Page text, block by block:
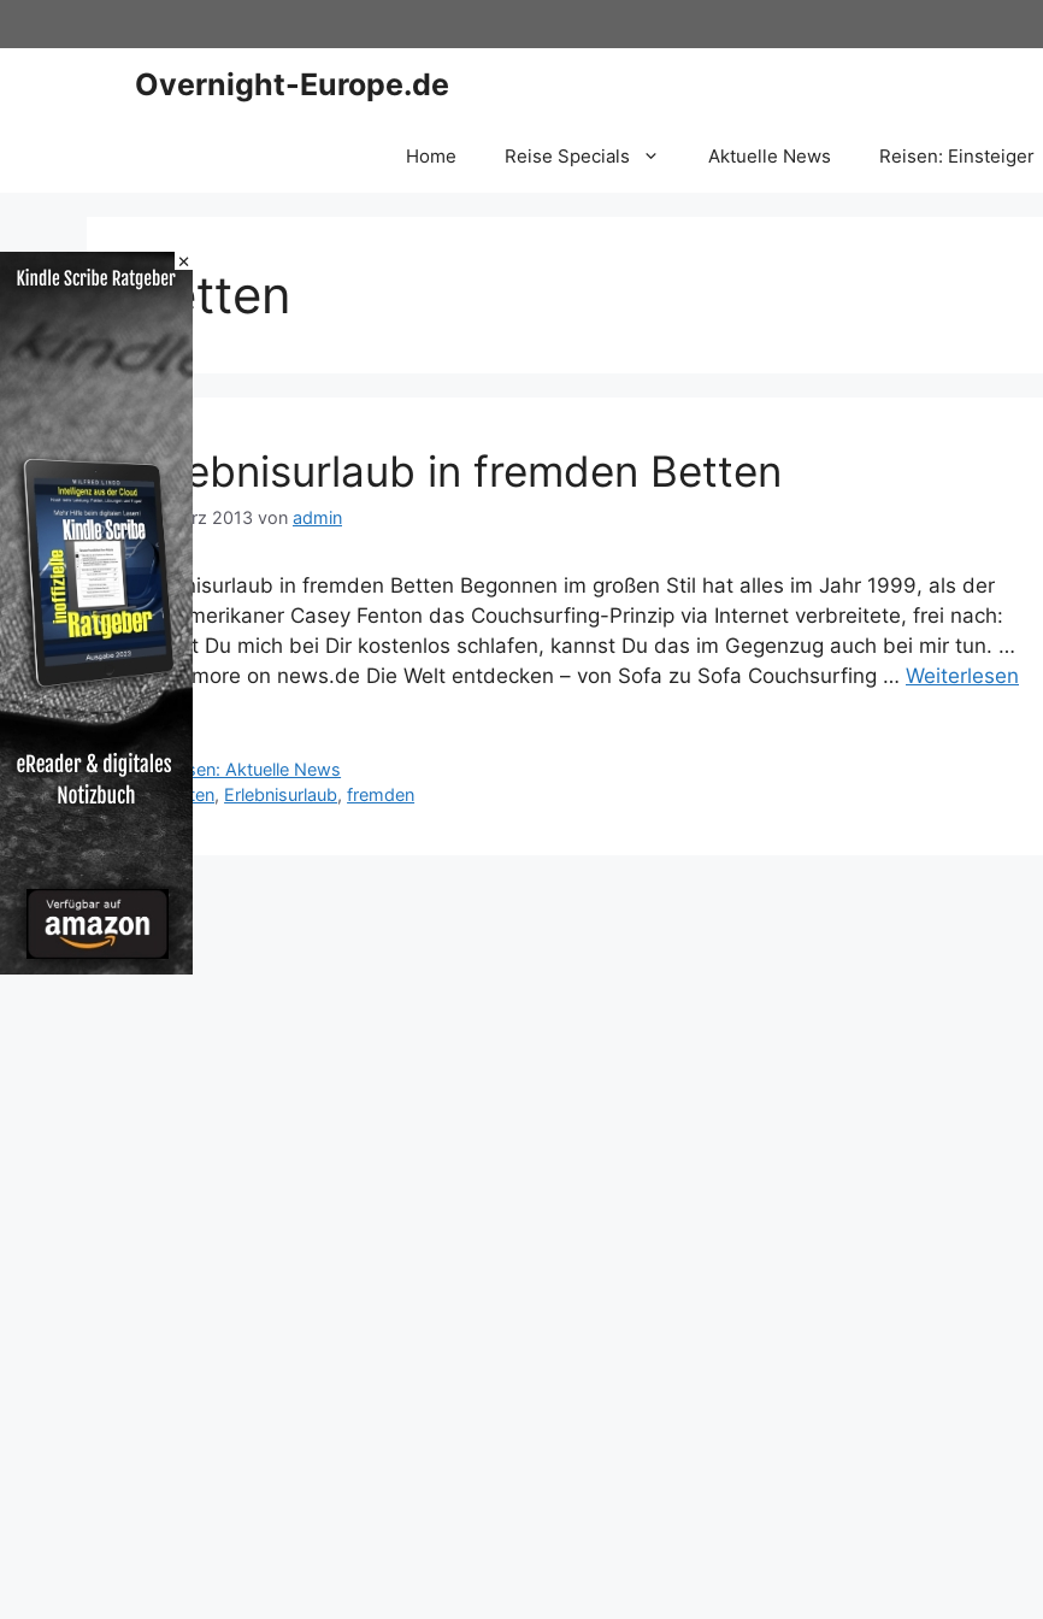
×
Inhalt
Overnight-Europe.de
Home Reise Specials Aktuelle News Reisen: Einsteiger
Betten
Erlebnisurlaub in fremden Betten
23. März 2013 von admin
Erlebnisurlaub in fremden Betten Begonnen im großen Stil hat alles im Jahr 1999, als der
US-Amerikaner Casey Fenton das Couchsurfing-Prinzip via Internet verbreitete, frei nach:
«Lässt Du mich bei Dir kostenlos schlafen, kannst Du das im Gegenzug auch bei mir tun. …
Read more on news.de Die Welt entdecken – von Sofa zu Sofa Couchsurfing … Weiterlesen
…
Kategorien
Reisen: Aktuelle News
Schlagwörter
Betten, Erlebnisurlaub,fremden